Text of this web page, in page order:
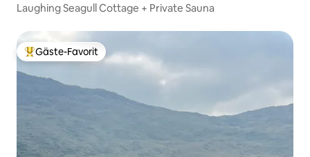
Laughing Seagull Cottage + Private Sauna
Beliebter Gäste-Favorit.
Gäste-Favorit